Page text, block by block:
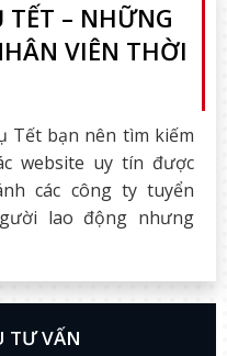
TẾT – NHỮNG
VIÊN THỜI
Tết bạn nên tìm kiếm
website uy tín được
các công ty tuyển
lao động nhưng
TƯ VẤN